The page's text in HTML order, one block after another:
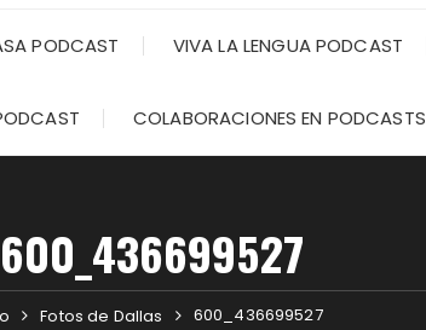
PODCAST VIVA LA LENGUA PODCAST
COLABORACIONES EN PODCASTS
600_436699527
Fotos de Dallas 600_436699527